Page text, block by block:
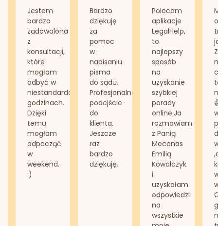
Jestem
bardzo
zadowolona
z
konsultacji,
które
mogłam
odbyć w
niestandardowych
godzinach.
Dzięki
temu
mogłam
odpocząć
w
weekend.
:)
Bardzo
dziękuję
za
pomoc
w
napisaniu
pisma
do sądu.
Profesjonalne
podejście
do
klienta.
Jeszcze
raz
bardzo
dziękuję.
Polecam
aplikacje
LegalHelp,
to
najlepszy
sposób
na
uzyskanie
szybkiej
porady
online.Ja
rozmawiam
z Panią
Mecenas
Emilią
Kowalczyk
i
uzyskałam
odpowiedzi
na
wszystkie